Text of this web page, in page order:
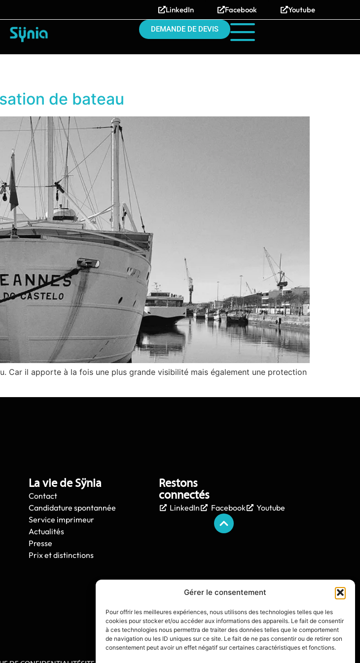
Gérer le consentement
Pour offrir les meilleures expériences, nous utilisons des technologies telles que les
cookies pour stocker et/ou accéder aux informations des appareils. Le fait de consentir
à ces technologies nous permettra de traiter des données telles que le comportement
de navigation ou les ID uniques sur ce site. Le fait de ne pas consentir ou de retirer son
consentement peut avoir un effet négatif sur certaines caractéristiques et fonctions.
Youtube
Facebook
LinkedIn
DEMANDE DE DEVIS
de bateau
Car il apporte à la fois une plus grande visibilité mais également une protection
La vie de Sÿnia
Contact
Candidature spontannée
Service imprimeur
Actualités
Presse
Prix et distinctions
Restons
connectés
LinkedIn Facebook Youtube